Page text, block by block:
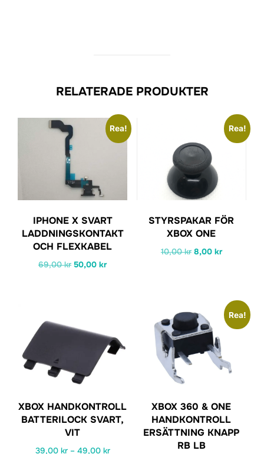
RELATERADE PRODUKTER
Rea!
IPHONE X SVART
LADDNINGSKONTAKT
OCH FLEXKABEL
69,00kr Det
50,00krDet
Rea!
STYRSPAKAR FÖR
XBOX ONE
10,00kr Det
10,00 kr.
8,00 krDet
8,00 kr.
XBOX HANDKONTROLL
BATTERILOCK SVART,
VIT
39,00 kr – 49,00 krPrisintervall:
Rea!
XBOX 360 & ONE
HANDKONTROLL
ERSÄTTNING KNAPP
RB LB